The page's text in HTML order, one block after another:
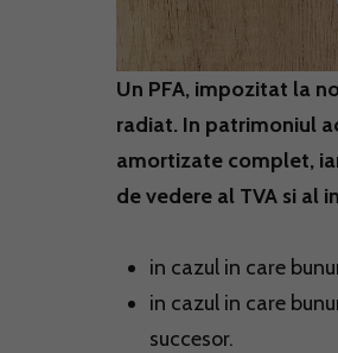
Un PFA, impozitat la
radiat. In patrimoniul
amortizate complet,
de vedere al TVA si al
in cazul in care
in cazul in care
succesor.